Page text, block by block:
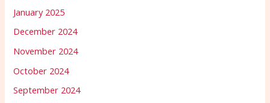
January 2025
December 2024
November 2024
October 2024
September 2024